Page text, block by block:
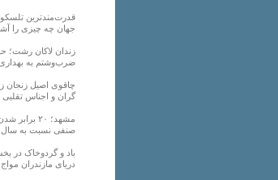
قدرت‌مندترین
جهان چه چیزی را
زندان لاکان رشت؛
ضرب‌وشتم به
چاقوی اصیل زنجان
گران و اجناس تقلبی
مشهد؛ ۲۰
صنفی نسبت به سال
باد و گردوخاک در
دریای مازندران